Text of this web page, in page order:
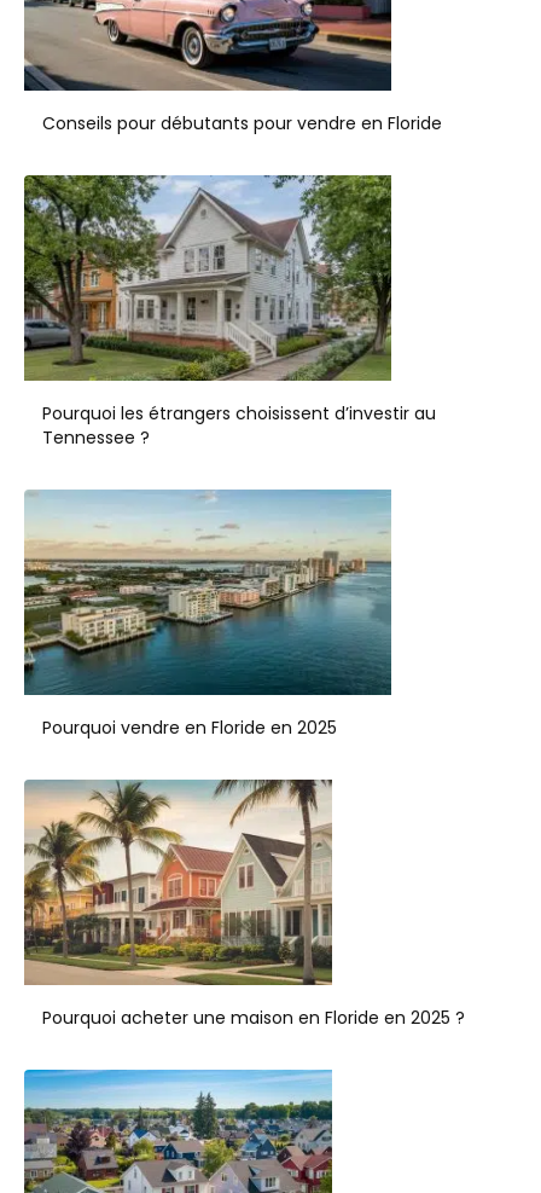
Conseils pour débutants pour vendre en Floride
Pourquoi les étrangers choisissent d’investir au
Tennessee ?
Pourquoi vendre en Floride en 2025
Pourquoi acheter une maison en Floride en 2025 ?